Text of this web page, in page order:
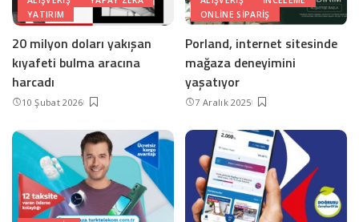
YATIRIM
20 milyon doları yakışan
kıyafeti bulma aracına
harcadı
10 Şubat 2026
ONLINE SIPARIŞ
Porland, internet sitesinde
mağaza deneyimini
yaşatıyor
7 Aralık 2025